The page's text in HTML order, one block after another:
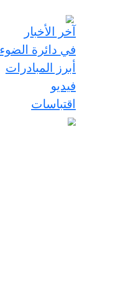
آخر الأخبار
في دائرة الضوء
أبرز المبادرات
فيديو
اقتباسات